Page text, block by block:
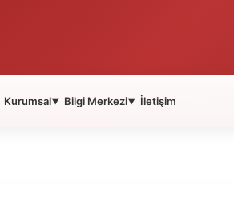
Kurumsal▼ Bilgi Merkezi▼ İletişim